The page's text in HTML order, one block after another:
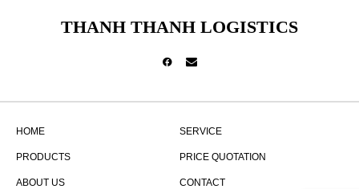
THANH THANH LOGISTICS
HOME SERVICE
PRODUCTS PRICE QUOTATION
ABOUT US CONTACT